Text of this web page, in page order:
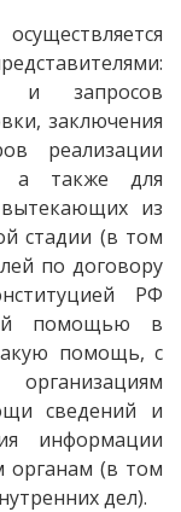
и запросов
заключения
реализации
а также для
из
стадии (в том
по договору
РФ
помощью в
помощь, с
сведений и
информации
органам (в том
дел).